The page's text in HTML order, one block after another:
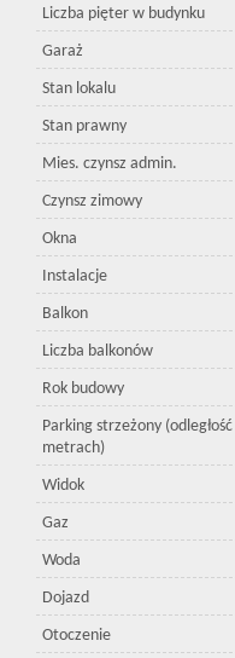
Liczba pięter w budynku
Garaż
Stan lokalu
Stan prawny
Mies. czynsz admin.
Czynsz zimowy
Okna
Instalacje
Balkon
Liczba balkonów
Rok budowy
Parking strzeżony
metrach)
Widok
Gaz
Woda
Dojazd
Otoczenie